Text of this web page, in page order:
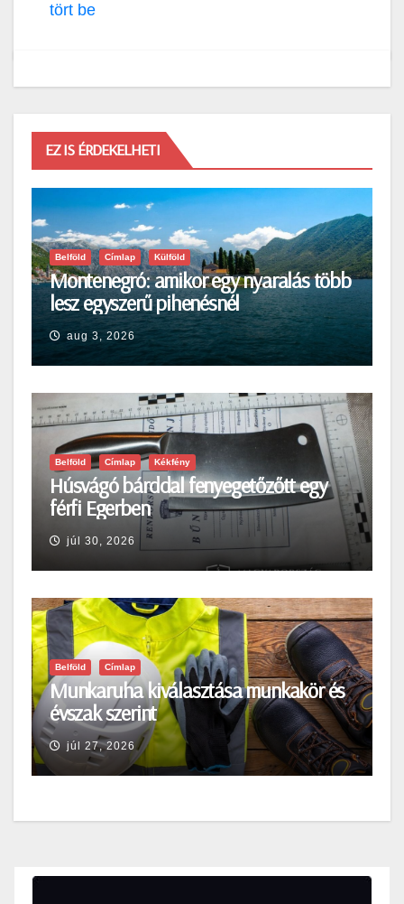
tört be
EZ IS ÉRDEKELHETI
Belföld Címlap Külföld
Montenegró: amikor egy nyaralás több
lesz egyszerű pihenésnél
aug 3, 2026
Belföld Címlap Kékfény
Húsvágó bárddal fenyegetőzőtt egy
férfi Egerben
júl 30, 2026
Belföld Címlap
Munkaruha kiválasztása munkakör és
évszak szerint
júl 27, 2026